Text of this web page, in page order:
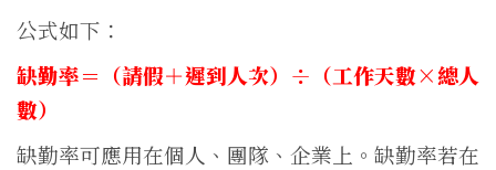
公式如下：
缺勤率＝（請假＋遲到人次）÷（工作天數×總人
數）
缺勤率可應用在個人、團隊、企業上。缺勤率若在